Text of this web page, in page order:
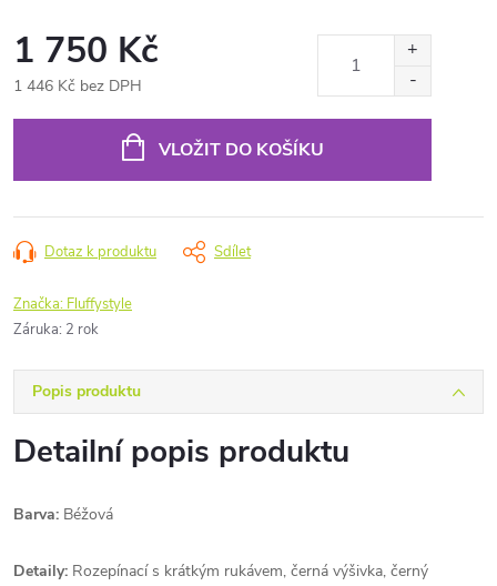
1 750 Kč
1 446 Kč bez DPH
VLOŽIT DO KOŠÍKU
Dotaz k produktu Sdílet
Značka: Fluffystyle
Záruka: 2 rok
Popis produktu
Detailní popis produktu
Barva: Béžová
Detaily: Rozepínací s krátkým rukávem, černá výšivka, černý